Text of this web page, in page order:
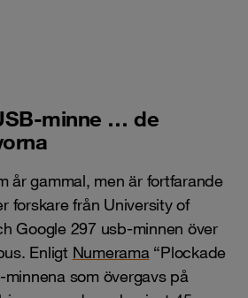
minne … de
år gammal, men är fortfarande
forskare från University of
Google 297 usb-minnen över
Enligt Numerama “Plockade
som övergavs på